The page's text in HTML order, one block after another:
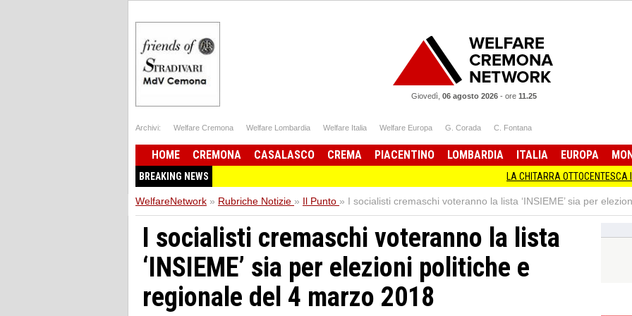
Giovedì, 06 agosto 2026 - ore 11.25
Archivi: Welfare Cremona Welfare Lombardia Welfare Italia Welfare Europa G. Corada C. Fontana
HOME CREMONA CASALASCO CREMA PIACENTINO LOMBARDIA ITALIA EUROPA
BREAKING NEWS LA CHITARRA OTTOCENTESCA IN
WelfareNetwork » Rubriche Notizie » Il Punto » I socialisti cremaschi voteranno la lista ‘INSIEME’ sia per
I socialisti cremaschi voteranno la lista
‘INSIEME’ sia per elezioni politiche e
regionale del 4 marzo 2018